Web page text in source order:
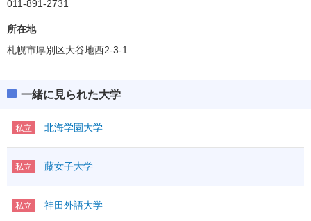
011-891-2731
所在地
札幌市厚別区大谷地西2-3-1
一緒に見られた大学
私立 北海学園大学
私立 藤女子大学
私立 神田外語大学